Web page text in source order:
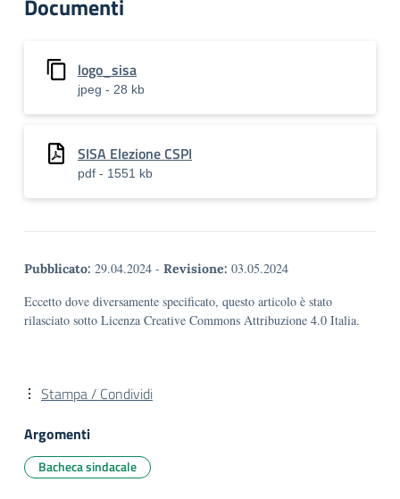
Documenti
logo_sisa
jpeg - 28 kb
SISA Elezione CSPI
pdf - 1551 kb
Pubblicato: 29.04.2024 - Revisione: 03.05.2024
Eccetto dove diversamente specificato, questo articolo è stato
rilasciato sotto Licenza Creative Commons Attribuzione 4.0 Italia.
Stampa / Condividi
Argomenti
Bacheca sindacale